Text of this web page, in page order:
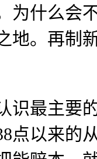
什么会
地。再制
最主要
点以来的